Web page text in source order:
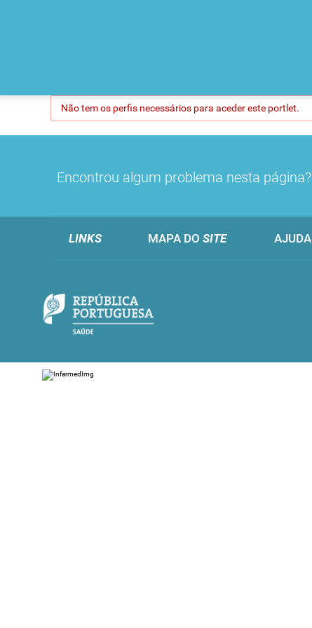
Não tem os perfis necessários para aceder este portlet.
Encontrou algum problema nesta página?
LINKS MAPA DO SITE AJUDA